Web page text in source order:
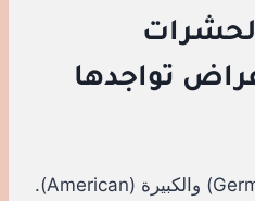
تواجدها